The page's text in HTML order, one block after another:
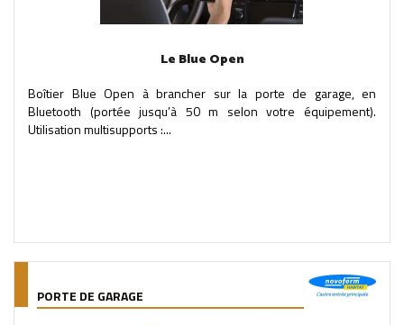
Le Blue Open
Boîtier Blue Open à brancher sur la porte de garage, en
Bluetooth (portée jusqu’à 50 m selon votre équipement).
Utilisation multisupports :...
PORTE DE GARAGE